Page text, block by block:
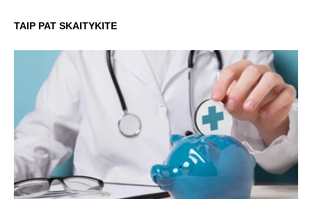
TAIP PAT SKAITYKITE